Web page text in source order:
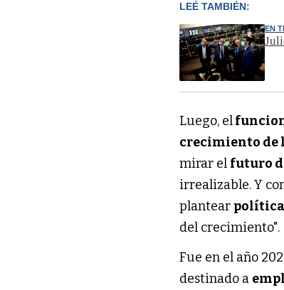
LEÉ TAMBIÉN:
EN
Luego, el
crecimiento de
mirar el futuro
irrealizable. Y
plantear
del crecimiento".
Fue en el año
destinado a